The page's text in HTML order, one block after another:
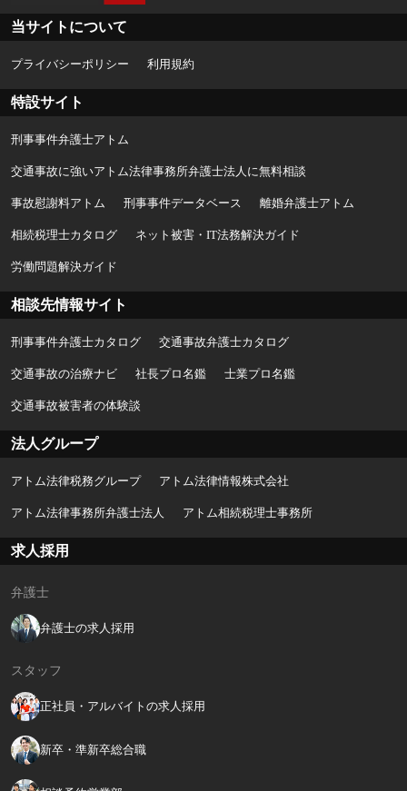
当サイトについて
プライバシーポリシー 利用規約
特設サイト
刑事事件弁護士アトム
交通事故に強いアトム法律事務所弁護士法人に無料相談
事故慰謝料アトム 刑事事件データベース 離婚弁護士アトム
相続税理士カタログ ネット被害・IT法務解決ガイド
労働問題解決ガイド
相談先情報サイト
刑事事件弁護士カタログ 交通事故弁護士カタログ
交通事故の治療ナビ 社長プロ名鑑 士業プロ名鑑
交通事故被害者の体験談
法人グループ
アトム法律税務グループ アトム法律情報株式会社
アトム法律事務所弁護士法人 アトム相続税理士事務所
求人採用
弁護士
弁護士の求人採用
スタッフ
正社員・アルバイトの求人採用
新卒・準新卒総合職